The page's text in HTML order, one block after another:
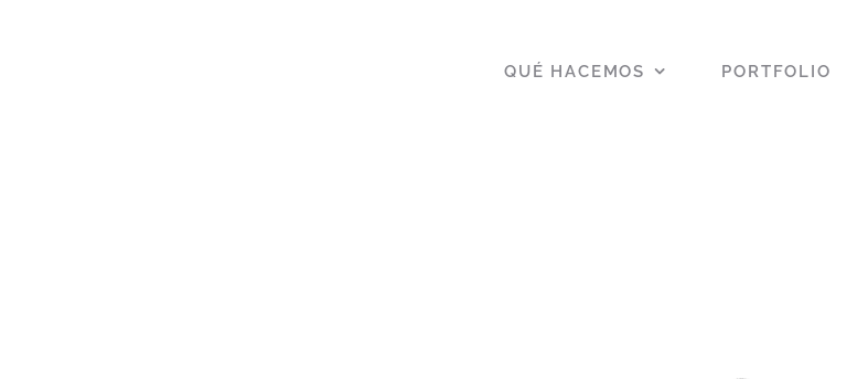
QUÉ HACEMOS PORTFOLIO